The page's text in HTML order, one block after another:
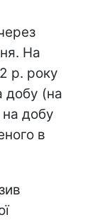
На
р. року
добу (на
добу
в